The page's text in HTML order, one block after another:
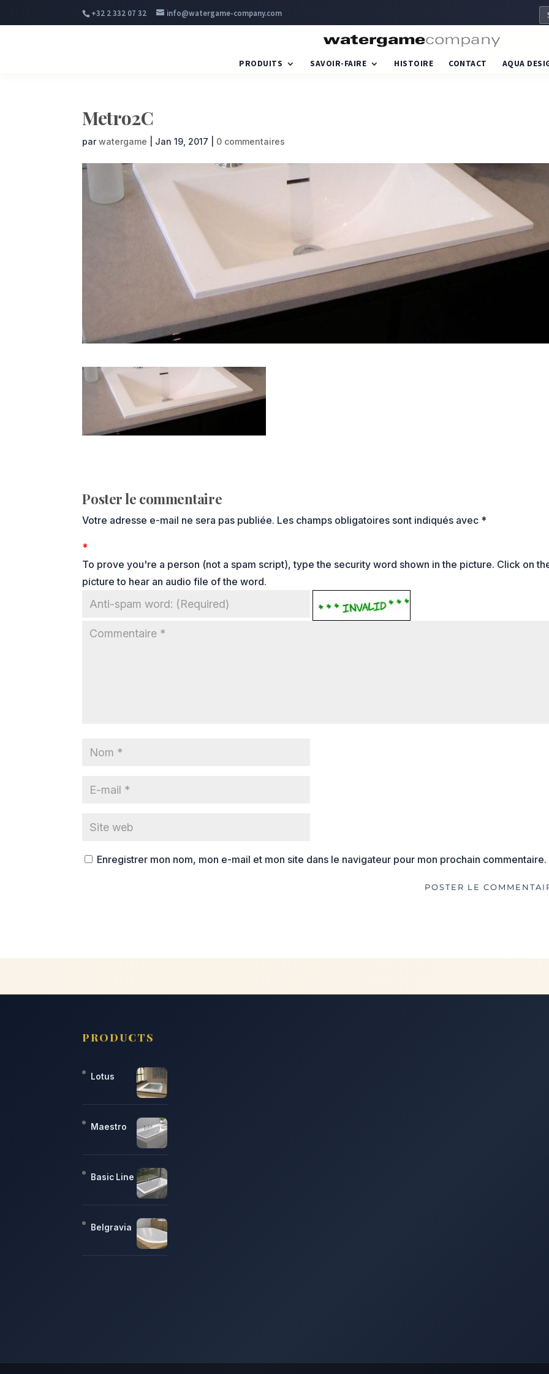
+32 2 332 07 32 info@watergame-company.com
PRODUITS SAVOIR-FAIRE HISTOIRE CONTACT AQUA
Metro2C
parwatergame Jan 19, 2017 0 commentaires
Poster le commentaire
Votre adresse e-mail ne sera pas publiée. Les champs obligatoires sont indiqués avec *
*
To prove you're a person (not a spam script), type the security word shown in the picture. Click on
picture to hear an audio file of the word.
Enregistrer mon nom, mon e-mail et mon site dans le navigateur pour mon prochain commentaire.
PRODUCTS
Lotus
Maestro
Basic Line
Belgravia